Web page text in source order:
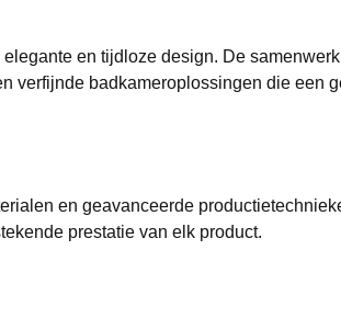
en tijdloze design. De
verfijnde badkameroplossingen die een
en geavanceerde
prestatie van elk product.